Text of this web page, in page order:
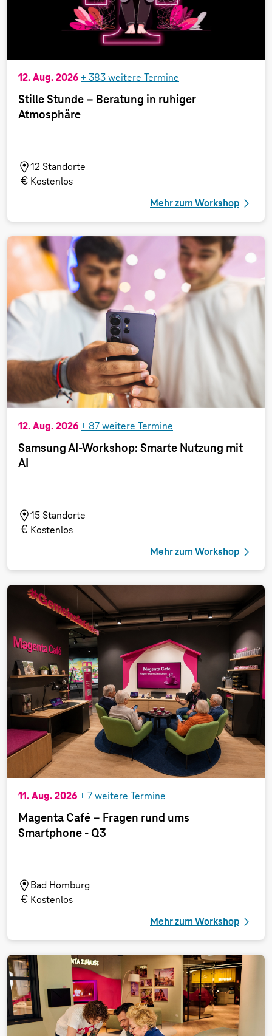
12. Aug. 2026 + 383 weitere Termine
Stille Stunde – Beratung in ruhiger
Atmosphäre
12 Standorte
Kostenlos
Mehr zum Workshop
12. Aug. 2026 + 87 weitere Termine
Samsung AI-Workshop: Smarte Nutzung mit
AI
15 Standorte
Kostenlos
Mehr zum Workshop
11. Aug. 2026 + 7 weitere Termine
Magenta Café – Fragen rund ums
Smartphone - Q3
Bad Homburg
Kostenlos
Mehr zum Workshop